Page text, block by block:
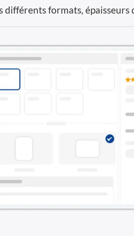
différents formats, épaisseurs